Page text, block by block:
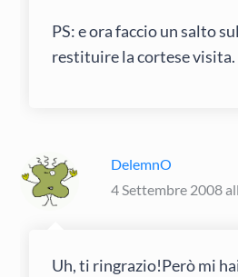
PS: e ora faccio un salto
restituire la cortese visita.
DelemnO
4 Settembre 2008
Uh, ti ringrazio!Però mi